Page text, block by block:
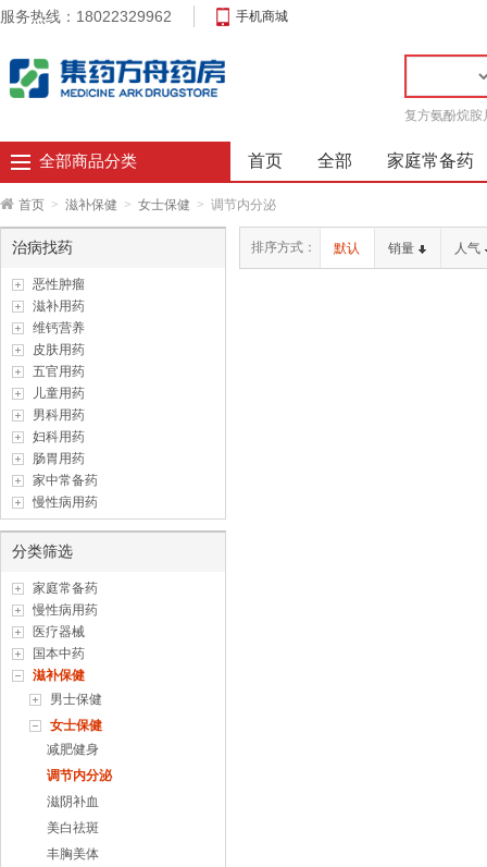
服务热线：18022329962 手机商城
复方氨酚烷胺
全部商品分类 首页 全部 家庭常备药
首页 > 滋补保健 > 女士保健 > 调节内分泌
治病找药
恶性肿瘤
滋补用药
维钙营养
皮肤用药
五官用药
儿童用药
男科用药
妇科用药
肠胃用药
家中常备药
慢性病用药
分类筛选
家庭常备药
慢性病用药
医疗器械
国本中药
滋补保健
男士保健
女士保健
减肥健身
调节内分泌
滋阴补血
美白祛斑
丰胸美体
排序方式： 默认 销量 人气